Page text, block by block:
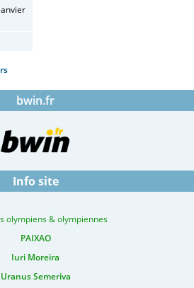
bwin.fr
Info site
olympiens & olympiennes
PAIXAO
Iuri Moreira
Uranus Semeriva